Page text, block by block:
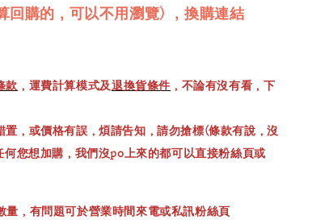
回購的，可以不用瀏覽) ，換購連結
款 ，運費計算模式及退換貨條件 ，不論有沒有看，下
置，或價格有誤，煩請告知，請勿搶標(條款有說，沒
您想加購，我們沒po上來的都可以直接粉絲頁或
量，有問題可於營業時間來電或私訊粉絲頁